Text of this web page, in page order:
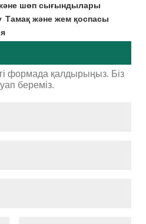
шөп сығындылары
Тамақ және жем қоспасы
формада қалдырыңыз. Біз
береміз.